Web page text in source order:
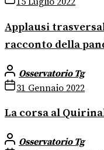
Applausi
racconto della
Osservatorio Tg
31 Gennaio 2022
La corsa al
Osservatorio Tg